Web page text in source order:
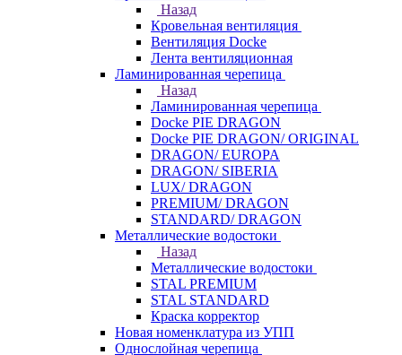
Назад
Кровельная вентиляция
Вентиляция Docke
Лента вентиляционная
Ламинированная черепица
Назад
Ламинированная черепица
Docke PIE DRAGON
Docke PIE DRAGON/ ORIGINAL
DRAGON/ EUROPA
DRAGON/ SIBERIA
LUX/ DRAGON
PREMIUM/ DRAGON
STANDARD/ DRAGON
Металлические водостоки
Назад
Металлические водостоки
STAL PREMIUM
STAL STANDARD
Краска корректор
Новая номенклатура из УПП
Однослойная черепица